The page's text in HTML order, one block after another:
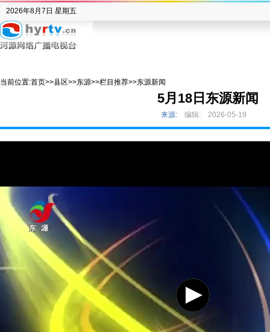
2026年8月7日 星期五
当前位置:首页>>县区>>东源>>栏目推荐>>东源新闻
5月18日东源新闻
来源: 编辑: 2026-05-19